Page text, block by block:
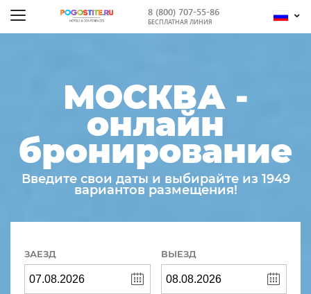
8 (800) 707-55-86
БЕСПЛАТНАЯ ЛИНИЯ
МОСКВА -
онлайн
бронирование
Введите свои даты и выбирайте из 1949
вариантов размещения!
ЗАЕЗД ВЫЕЗД